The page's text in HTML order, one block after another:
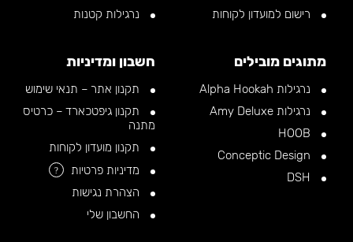
רישום למועדון לקוחות
נרגילות קטנות
מתוגים מובילים
נרגילות Alpha Hookah
נרגילות Amy Deluxe
חשבון ומדיניות
תקנון אתר – תנאי שימוש
תקנון גיפטכארד – כרטיס
מתנה
תקנון מועדון לקוחות
מדיניות פרטיות
?
הצהרת נגישות
החשבון שלי